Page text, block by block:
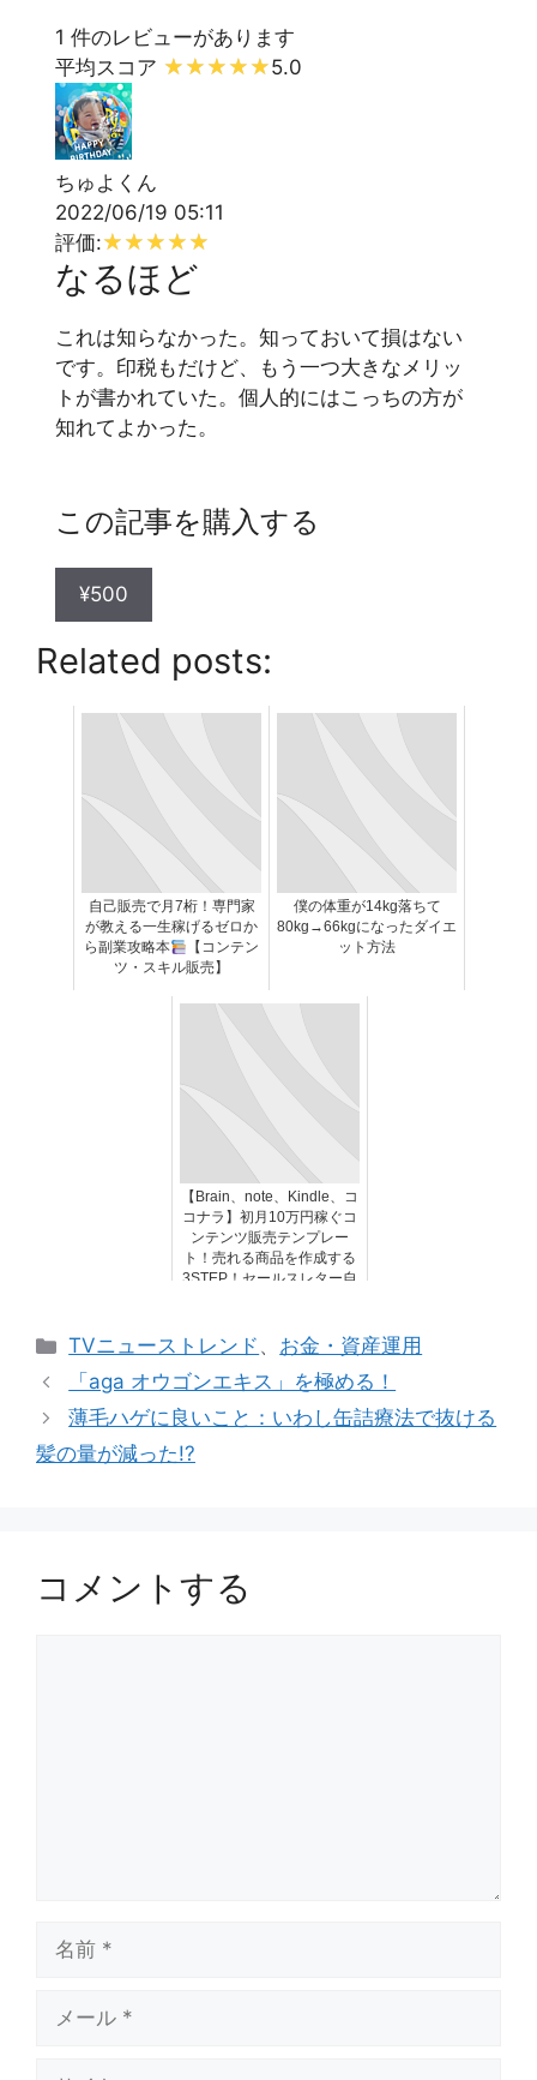
1 件のレビューがあります
平均スコア
5.0
ちゅよくん
2022/06/19 05:11
評価:
なるほど
これは知らなかった。知っておいて損はない
です。印税もだけど、もう一つ大きなメリッ
トが書かれていた。個人的にはこっちの方が
知れてよかった。
この記事を購入する
¥500
Related posts:
自己販売で月7桁！専門家
が教える一生稼げるゼロか
ら副業攻略本
【コンテン
ツ・スキル販売】
僕の体重が14kg落ちて
80kg→66kgになったダイエ
ット方法
【Brain、note、Kindle、コ
コナラ】初月10万円稼ぐコ
ンテンツ販売テンプレー
ト！売れる商品を作成する
3STEP！セールスレター自
カ
テ
リ
ー
TVニューストレンド 、 お金・資産運用
「aga オウゴンエキス」を極める！
薄毛ハゲに良いこと：いわし缶詰療法で抜ける
髪の量が減った!?
コメントする